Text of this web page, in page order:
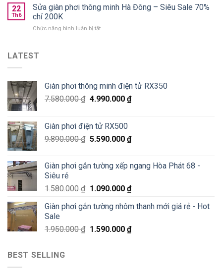
West
số
giàn
phơi
minh
Đống
Đa
22
Th6
Sửa giàn phơi thông minh Hà Đông – Siêu Sale 70%
chỉ 200K
Chức năng bình luận bị tắtở
Đông
–
Siêu
chỉ
200K
LATEST
Giàn phơi thông minh điện tử RX350
7.580.000₫ 4.990.000 ₫
Giàn phơi điện tử RX500
9.890.000₫ 5.590.000 ₫
Giàn phơi gắn tường xếp ngang Hòa Phát 68 -
Siêu rẻ
1.580.000₫ 1.090.000 ₫
Giàn phơi gắn tường nhôm thanh mới giá rẻ - Hot
Sale
1.950.000₫ 1.590.000 ₫
BEST SELLING